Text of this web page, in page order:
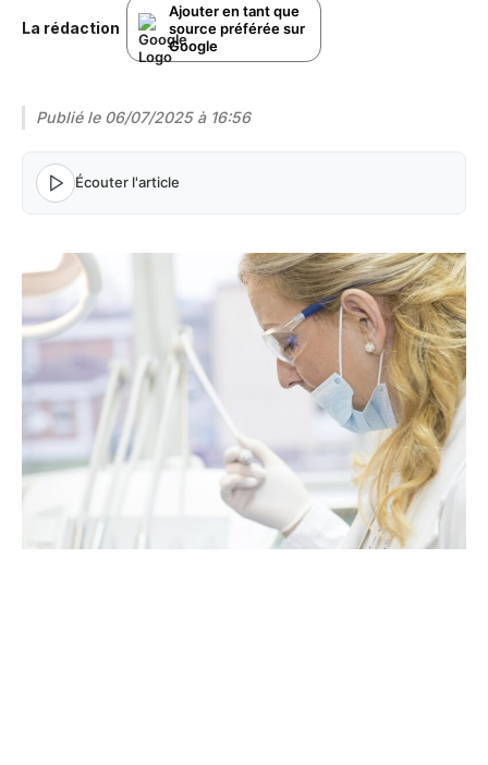
La rédaction
Ajouter en tant que
source préférée sur
Google
Publié le 06/07/2025 à 16:56
Écouter l'article